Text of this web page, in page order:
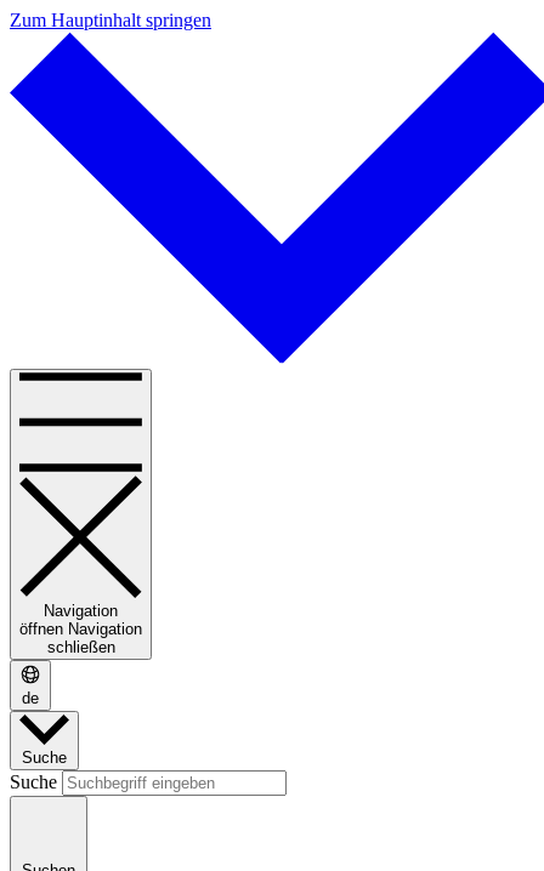
Zum Hauptinhalt springen
Navigation
öffnen Navigation
schließen
de
Suche
Suche